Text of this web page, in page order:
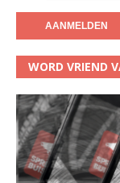
WORD VRIEND